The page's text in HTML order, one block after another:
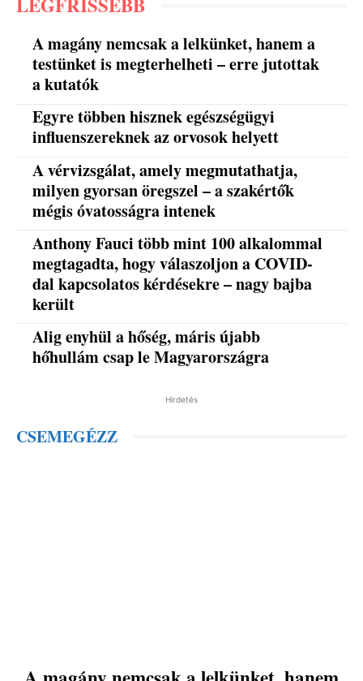
A magány nemcsak a lelkünket, hanem a
testünket is megterhelheti – erre jutottak
a kutatók
Egyre többen hisznek egészségügyi
influenszereknek az orvosok helyett
A vérvizsgálat, amely megmutathatja,
milyen gyorsan öregszel – a szakértők
mégis óvatosságra intenek
Anthony Fauci több mint 100 alkalommal
megtagadta, hogy válaszoljon a COVID-
dal kapcsolatos kérdésekre – nagy bajba
került
Alig enyhül a hőség, máris újabb
hőhullám csap le Magyarországra
Hirdetés
CSEMEGÉZZ